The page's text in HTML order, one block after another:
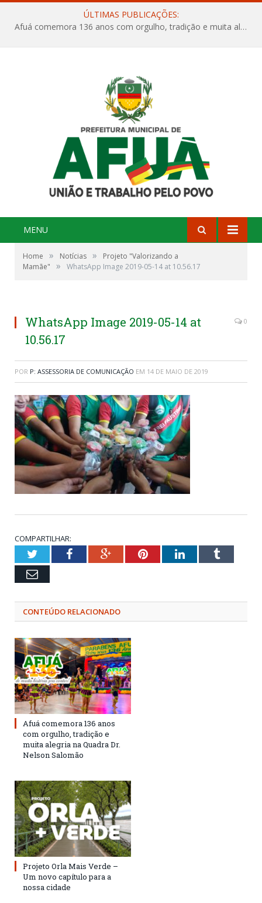
ÚLTIMAS PUBLICAÇÕES:
Afuá comemora 136 anos com orgulho, tradição e muita alegria na Quadra Dr. Nelson Salomão
MENU
Home » Notícias »
Projeto "Valorizando a
Mamãe"
» WhatsApp Image 2019-05-14 at 10.56.17
WhatsApp Image 2019-05-14 at
10.56.17
0
POR P: ASSESSORIA DE COMUNICAÇÃO EM 14 DE MAIO DE 2019
COMPARTILHAR:
TwitterFacebookGoogle+PinterestLinkedInTumblr
Email
CONTEÚDO RELACIONADO
Afuá comemora 136 anos
com orgulho, tradição e
muita alegria na Quadra Dr.
Nelson Salomão
Projeto Orla Mais Verde –
Um novo capítulo para a
nossa cidade